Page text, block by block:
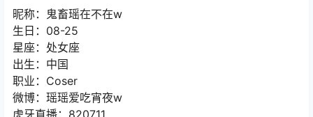
昵称：鬼畜瑶在不在w
生日：08-25
星座：处女座
出生：中国
职业：Coser
微博：瑶瑶爱吃宵夜w
虎牙直播：820711